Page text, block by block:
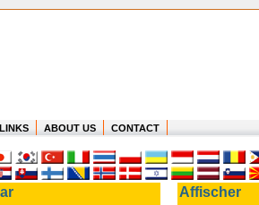
LINKS ABOUT US CONTACT
Affischer